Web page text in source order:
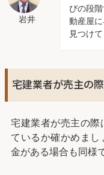
岩井
びの段
動産屋
見つけ
宅建業者が売主の
宅建業者が売主の際
ているか確かめまし
金がある場合も同様